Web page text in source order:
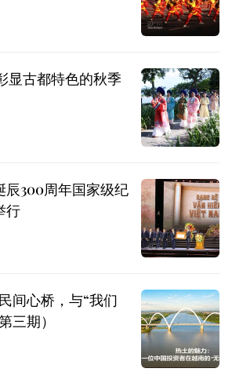
显古都特色的秋季
辰300周年国家级纪
行
间心桥，与“我们
三期）